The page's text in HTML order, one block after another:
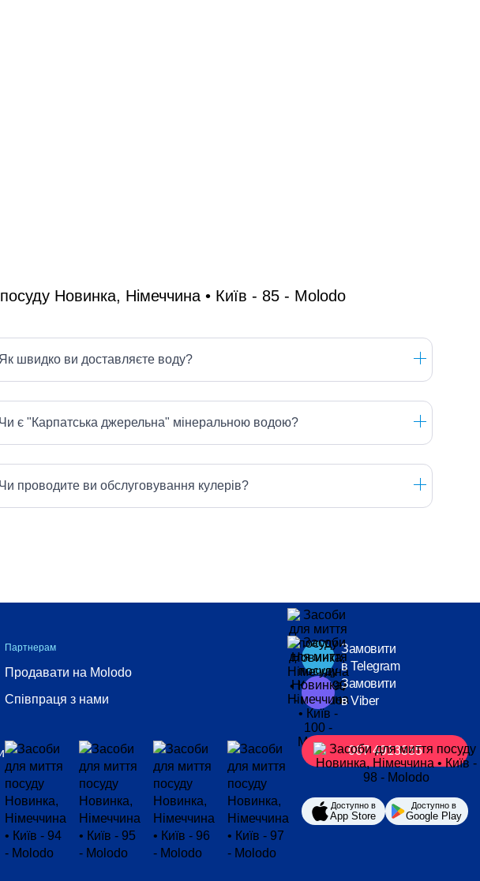
Як швидко ви доставляєте воду?
Чи є "Карпатська джерельна" мінеральною водою?
Чи проводите ви обслуговування кулерів?
Партнерам
Продавати на Molodo
Співпраця з нами
067 4913385
Замовити
в Telegram
Замовити
в Viber
Доступно в
App Store
Доступно в
Google Play